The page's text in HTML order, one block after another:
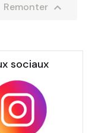
Remonter 
sociaux